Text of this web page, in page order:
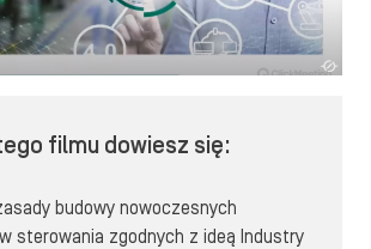
filmu dowiesz się:
budowy nowoczesnych
sterowania zgodnych z ideą Industry